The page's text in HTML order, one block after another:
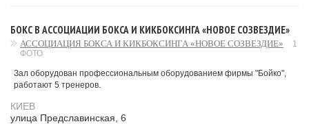
БОКС В АССОЦИАЦИИ БОКСА И КИКБОКСИНГА «НОВОЕ СОЗВЕЗДИЕ»
АССОЦИАЦИЯ БОКСА И КИКБОКСИНГА «НОВОЕ СОЗВЕЗДИЕ»
1
ФОТО
Зал оборудован профессиональным оборудованием фирмы "Бойко",
работают 5 тренеров.
КИЕВ
улица Предславинская, 6